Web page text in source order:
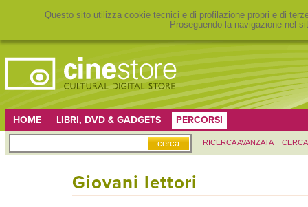
Questo sito utilizza cookie tecnici e di profilazione propri e di
Proseguendo la navigazione nel
HOME LIBRI, DVD & GADGETS PERCORSI
RICERCA AVANZATA
Giovani lettori